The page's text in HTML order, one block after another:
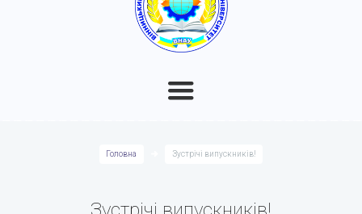
Головна Зустрічі випускників!